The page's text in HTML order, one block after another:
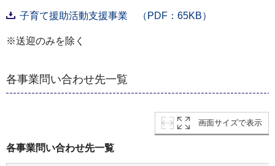
子育て援助活動支援事業 （PDF：65KB）
※送迎のみを除く
各事業問い合わせ先一覧
画面サイズで表示
各事業問い合わせ先一覧